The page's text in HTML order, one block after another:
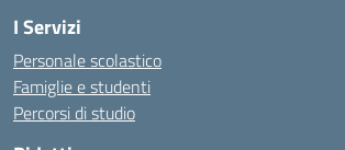
I Servizi
Personale scolastico
Famiglie e studenti
Percorsi di studio